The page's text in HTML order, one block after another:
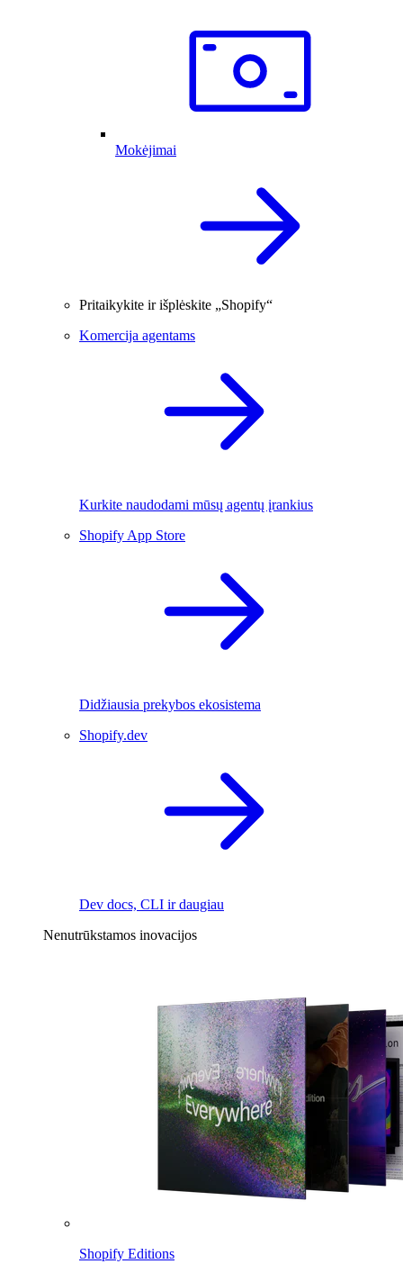
Mokėjimai
Pritaikykite ir išplėskite „Shopify“
Komercija agentams
Kurkite naudodami mūsų agentų įrankius
Shopify App Store
Didžiausia prekybos ekosistema
Shopify.dev
Dev docs, CLI ir daugiau
Nenutrūkstamos inovacijos
Shopify Editions